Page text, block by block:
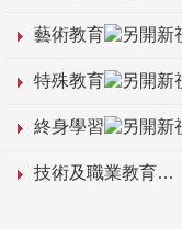
藝術教育
特殊教育
終身學習
技術及職業教育